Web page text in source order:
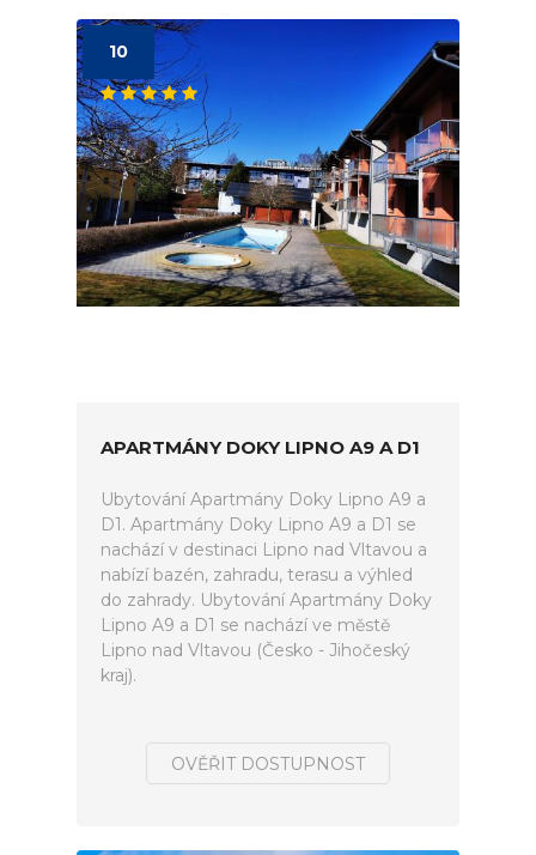
10
APARTMÁNY DOKY LIPNO A9 A D1
Ubytování Apartmány Doky Lipno A9 a
D1. Apartmány Doky Lipno A9 a D1 se
nachází v destinaci Lipno nad Vltavou a
nabízí bazén, zahradu, terasu a výhled
do zahrady. Ubytování Apartmány Doky
Lipno A9 a D1 se nachází ve městě
Lipno nad Vltavou (Česko - Jihočeský
kraj).
OVĚŘIT DOSTUPNOST